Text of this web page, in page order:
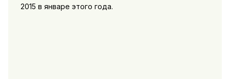
2015 в январе этого года.